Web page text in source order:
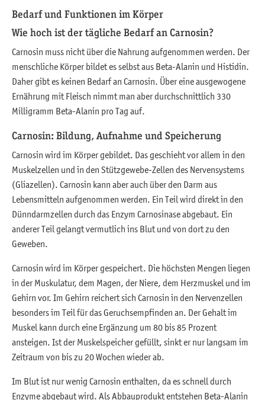
Bedarf und Funktionen im Körper
Wie hoch ist der tägliche Bedarf an Carnosin?
Carnosin muss nicht über die Nahrung aufgenommen werden. Der
menschliche Körper bildet es selbst aus Beta-Alanin und Histidin.
Daher gibt es keinen Bedarf an Carnosin. Über eine ausgewogene
Ernährung mit Fleisch nimmt man aber durchschnittlich 330
Milligramm Beta-Alanin pro Tag auf.
Carnosin: Bildung, Aufnahme und Speicherung
Carnosin wird im Körper gebildet. Das geschieht vor allem in den
Muskelzellen und in den Stützgewebe-Zellen des Nervensystems
(Gliazellen). Carnosin kann aber auch über den Darm aus
Lebensmitteln aufgenommen werden. Ein Teil wird direkt in den
Dünndarmzellen durch das Enzym Carnosinase abgebaut. Ein
anderer Teil gelangt vermutlich ins Blut und von dort zu den
Geweben.
Carnosin wird im Körper gespeichert. Die höchsten Mengen liegen
in der Muskulatur, dem Magen, der Niere, dem Herzmuskel und im
Gehirn vor. Im Gehirn reichert sich Carnosin in den Nervenzellen
besonders im Teil für das Geruchsempfinden an. Der Gehalt im
Muskel kann durch eine Ergänzung um 80 bis 85 Prozent
ansteigen. Ist der Muskelspeicher gefüllt, sinkt er nur langsam im
Zeitraum von bis zu 20 Wochen wieder ab.
Im Blut ist nur wenig Carnosin enthalten, da es schnell durch
Enzyme abgebaut wird. Als Abbauprodukt entstehen Beta-Alanin